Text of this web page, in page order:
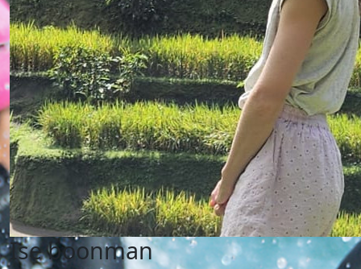
Ise boonman